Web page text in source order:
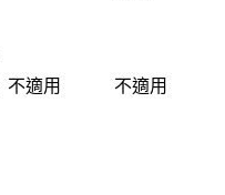
不適用 不適用